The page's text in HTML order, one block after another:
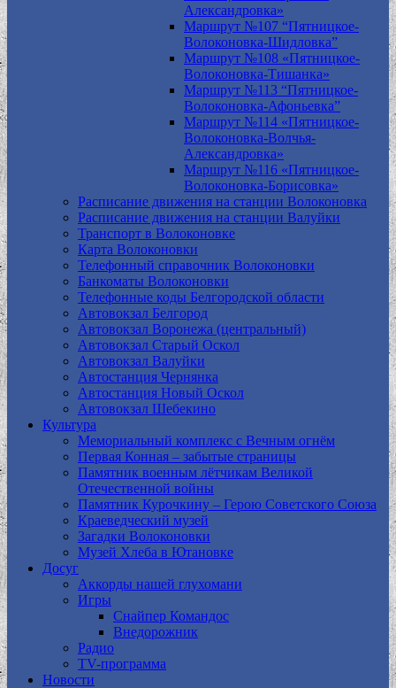
Александровка»
Маршрут №107 “Пятницкое-
Волоконовка-Шидловка”
Маршрут №108 «Пятницкое-
Волоконовка-Тишанка»
Маршрут №113 “Пятницкое-
Волоконовка-Афоньевка”
Маршрут №114 «Пятницкое-
Волоконовка-Волчья-
Александровка»
Маршрут №116 «Пятницкое-
Волоконовка-Борисовка»
Расписание движения на станции Волоконовка
Расписание движения на станции Валуйки
Транспорт в Волоконовке
Карта Волоконовки
Телефонный справочник Волоконовки
Банкоматы Волоконовки
Телефонные коды Белгородской области
Автовокзал Белгород
Автовокзал Воронежа (центральный)
Автовокзал Старый Оскол
Автовокзал Валуйки
Автостанция Чернянка
Автостанция Новый Оскол
Автовокзал Шебекино
Культура
Мемориальный комплекс с Вечным огнём
Первая Конная – забытые страницы
Памятник военным лётчикам Великой
Отечественной войны
Памятник Курочкину – Герою Советского Союза
Краеведческий музей
Загадки Волоконовки
Музей Хлеба в Ютановке
Досуг
Аккорды нашей глухомани
Игры
Снайпер Командос
Внедорожник
Радио
TV-программа
Новости